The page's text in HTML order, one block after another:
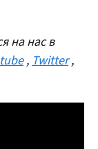
на нас в
, Twitter ,